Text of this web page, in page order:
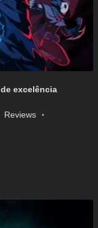
excelência
Reviews